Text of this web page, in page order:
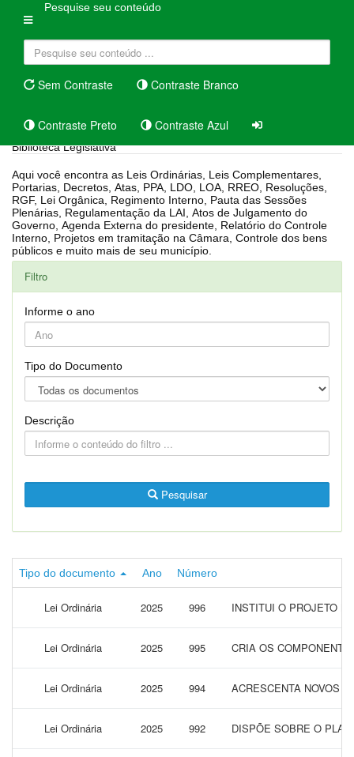
Pesquise seu conteúdo
Sem Contraste Contraste Branco
Contraste Preto Contraste Azul
Biblioteca Legislativa
Aqui você encontra as Leis Ordinárias, Leis Complementares,
Portarias, Decretos, Atas, PPA, LDO, LOA, RREO, Resoluções,
RGF, Lei Orgânica, Regimento Interno, Pauta das Sessões
Plenárias, Regulamentação da LAI, Atos de Julgamento do
Governo, Agenda Externa do presidente, Relatório do Controle
Interno, Projetos em tramitação na Câmara, Controle dos bens
públicos e muito mais de seu município.
Filtro
Informe o ano
Tipo do Documento
Descrição
Pesquisar
Tipo do documento Ano Número
Lei Ordinária 2025 996 INSTITUI O PROJETO
Lei Ordinária 2025 995 CRIA OS
Lei Ordinária 2025 994 ACRESCENTA NOVOS
Lei Ordinária 2025 992 DISPÕE SOBRE O